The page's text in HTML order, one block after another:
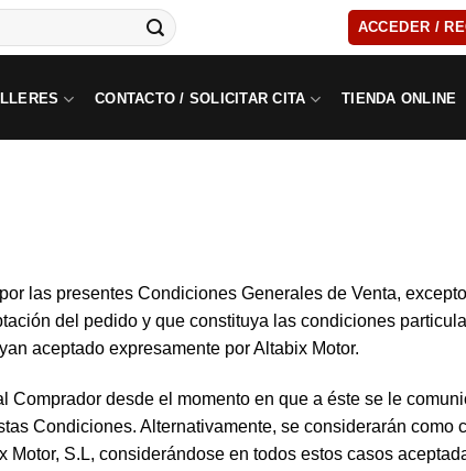
ACCEDER /
CONTACTO / SOLICITAR CITA TIENDA ONLINE
las presentes Condiciones Generales de Venta,
del pedido y que constituya las condiciones
aceptado expresamente por Altabix Motor.
desde el momento en que a éste se le
Condiciones. Alternativamente, se considerarán como
S.L, considerándose en todos estos casos